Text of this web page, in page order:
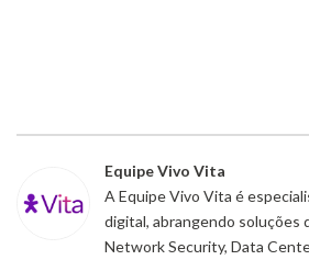
Equipe Vivo Vita
A Equipe Vivo Vita é
digital, abrangendo soluções
Network Security, Data